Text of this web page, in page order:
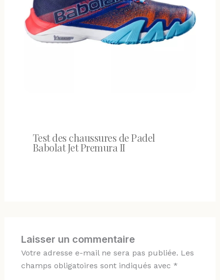
Test des chaussures de Padel
Babolat Jet Premura II
Laisser un commentaire
Votre adresse e-mail ne sera pas publiée. Les
champs obligatoires sont indiqués avec *